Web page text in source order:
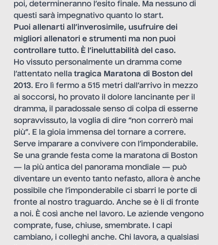
poi, determineranno l’esito finale. Ma nessuno di
questi sarà impegnativo quanto lo start.
Puoi allenarti all’inverosimile, usufruire dei
migliori allenatori e strumenti ma non puoi
controllare tutto. È l’ineluttabilità del caso.
Ho vissuto personalmente un dramma come
l’attentato nella tragica Maratona di Boston del
2013. Ero lì fermo a 515 metri dall’arrivo in mezzo
ai soccorsi, ho provato il dolore lancinante per il
dramma, il paradossale senso di colpa di esserne
sopravvissuto, la voglia di dire “non correrò mai
più”. E la gioia immensa del tornare a correre.
Serve imparare a convivere con l’imponderabile.
Se una grande festa come la maratona di Boston
— la più antica del panorama mondiale — può
diventare un evento tanto nefasto, allora è anche
possibile che l’imponderabile ci sbarri le porte di
fronte al nostro traguardo. Anche se è li di fronte
a noi. È così anche nel lavoro. Le aziende vengono
comprate, fuse, chiuse, smembrate. I capi
cambiano, i colleghi anche. Chi lavora, a qualsiasi